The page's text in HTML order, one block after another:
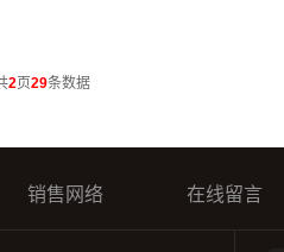
2页29条数据
销售网络 在线留言